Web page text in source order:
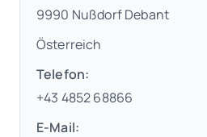
9990 Nußdorf Debant
Österreich
Telefon:
+43 4852 68866
E-Mail: